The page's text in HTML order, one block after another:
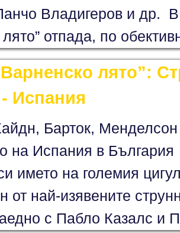
Владигеров и др.
отпада, по
лято”:
Испания
Барток,
на Испания в
името на големия
от най-изявените
с Пабло Казалс и